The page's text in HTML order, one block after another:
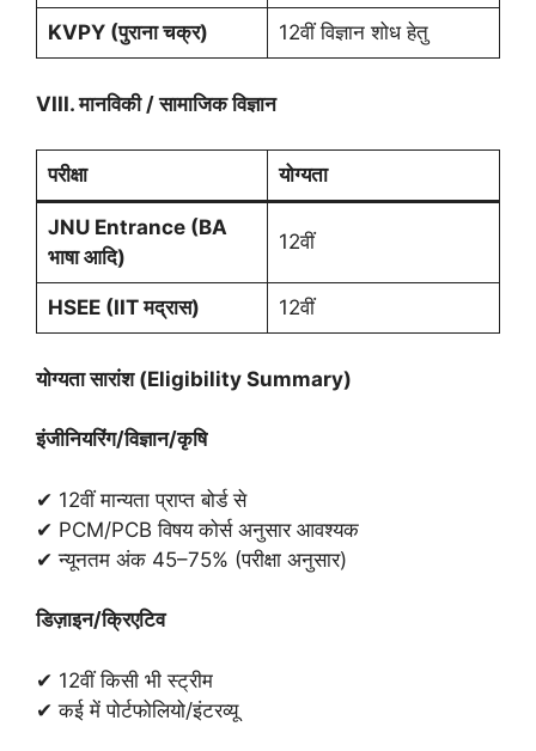
KVPY (पुराना चक्र) 12वीं विज्ञान शोध हेतु
VIII.मानविकी / सामाजिक विज्ञान
परीक्षा योग्यता
JNU Entrance (BA
भाषा आदि)
12वीं
HSEE (IITमद्रास) 12वीं
योग्यता सारांश (Eligibility Summary)
इंजीनियरिंग/विज्ञान/कृषि
✔ 12वीं मान्यता प्राप्त बोर्ड से
✔ PCM/PCB विषय कोर्स अनुसार आवश्यक
✔ न्यूनतम अंक 45–75% (परीक्षा अनुसार)
डिज़ाइन/क्रिएटिव
✔ 12वीं किसी भी स्ट्रीम
✔ कई में पोर्टफोलियो/इंटरव्यू